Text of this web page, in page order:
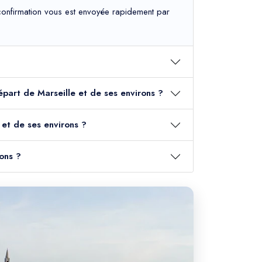
vous est envoyée rapidement par
de Marseille et de ses environs ?
de ses environs ?
?